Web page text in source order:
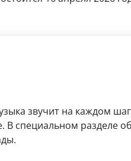
звучит на каждом
В специальном разделе